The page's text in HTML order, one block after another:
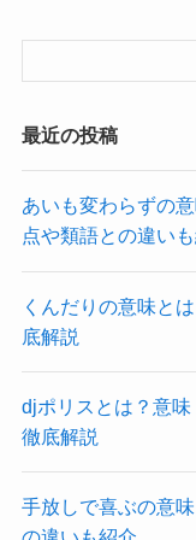
最近の投稿
あいも変わらずの
点や類語との違い
くんだりの意味と
底解説
djポリスとは？意
徹底解説
手放しで喜ぶの意